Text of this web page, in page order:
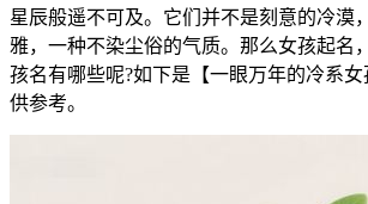
星辰般遥不可及。它们并不是刻意的冷漠
雅，一种不染尘俗的气质。那么女孩起名
孩名有哪些呢?如下是【一眼万年的冷系女
供参考。